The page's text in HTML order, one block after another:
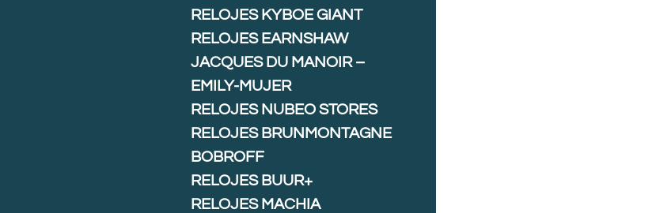
RELOJES KYBOE GIANT
RELOJES EARNSHAW
JACQUES DU MANOIR –
EMILY-MUJER
RELOJES NUBEO STORES
RELOJES BRUNMONTAGNE
BOBROFF
RELOJES BUUR+
RELOJES MACHIA